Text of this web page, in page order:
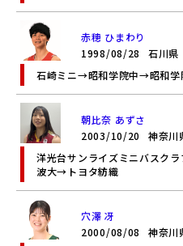
赤穂 ひまわり
1998/08/28
石川県
石崎ミニ→昭和学院中→昭和
朝比奈 あずさ
2003/10/20
神奈川
洋光台サンライズミニバスク
波大→トヨタ紡織
穴澤 冴
2000/08/08
神奈川